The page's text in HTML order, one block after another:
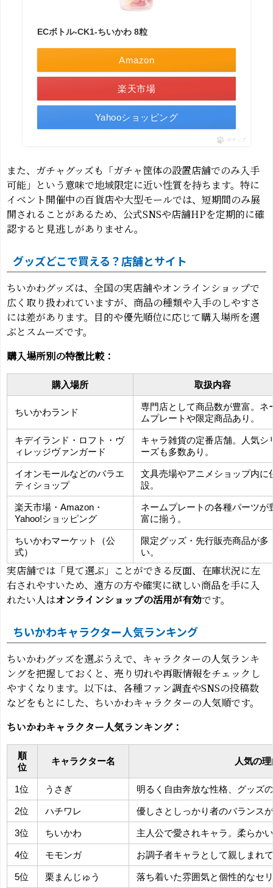
ECボトル-CK1-ちいかわ 8粒
Amazon
楽天市場
Yahooショッピング
ポチップ
また、ガチャグッズも「ガチャ筐体の設置店舗でのみ入手
可能」という意味で地域限定に近い性質を持ちます。特に
イベント開催中の百貨店や大型モールでは、短期間のみ展
開されることがあるため、公式SNSや店舗HPを定期的に確
認すると見逃しがありません。
グッズどこで買える？店舗とサイト
ちいかわグッズは、全国の実店舗やオンラインショップで
広く取り扱われていますが、商品の種類や入手のしやすさ
には差があります。目的や優先順位に応じて購入場所を選
ぶとスムーズです。
購入場所別の特徴比較：
購入場所 取扱内容
ちいかわランド
専門店として商品数が豊富。ネ
ムプレートや限定商品あり。
キデイランド・ロフト・ヴ
ィレッジヴァンガード
キャラ雑貨の定番店舗。人気シ
ーズも多数あり。
イオンモールなどのバラエ
ティショップ
文具売場やアニメショップ内に
設。
楽天市場・Amazon・
Yahoo!ショッピング
ネームプレートの各種パーツが
富に揃う。
ちいかわマーケット（公
式）
限定グッズ・先行販売商品が多
い。
実店舗では「見て選ぶ」ことができる反面、在庫状況に左
右されやすいため、遠方の方や確実に欲しい商品を手に入
れたい人はオンラインショップの活用が有効です。
ちいかわキャラクター人気ランキング
ちいかわグッズを選ぶうえで、キャラクターの人気ランキ
ングを把握しておくと、売り切れや再販情報をチェックし
やすくなります。以下は、各種ファン調査やSNSの投稿数
などをもとにした、ちいかわキャラクターの人気順です。
ちいかわキャラクター人気ランキング：
順
位
キャラクター名 人気の
1位 うさぎ 明るく自由奔放な性格、グッズ
2位 ハチワレ 優しさとしっかり者のバランス
3位 ちいかわ 主人公で愛されキャラ。柔らか
4位 モモンガ お調子者キャラとして親しまれ
5位 栗まんじゅう 落ち着いた雰囲気と個性的なセ